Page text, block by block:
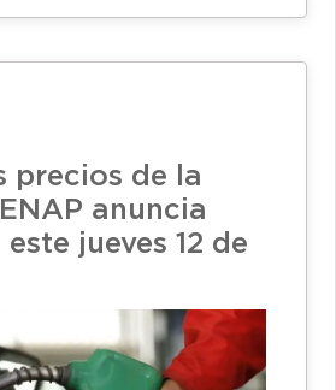
precios de la
anuncia
jueves 12 de